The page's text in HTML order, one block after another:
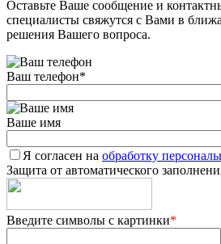
Оставьте Ваше сообщение и
специалисты свяжутся с Вами в
решения Вашего вопроса.
Ваш телефон*
Ваше имя
Я согласен на обработку
Защита от автоматического
Введите символы с картинки*